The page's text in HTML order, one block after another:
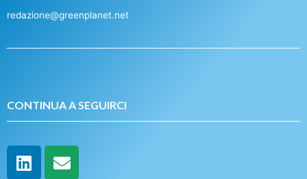
redazione@greenplanet.net
CONTINUA A SEGUIRCI